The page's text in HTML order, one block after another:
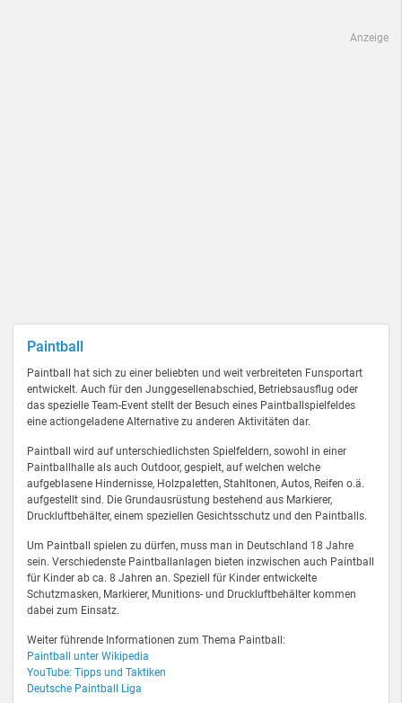
Paintball
Paintball hat sich zu einer beliebten und weit verbreiteten Funsportart
entwickelt. Auch für den Junggesellenabschied, Betriebsausflug oder
das spezielle Team-Event stellt der Besuch eines Paintballspielfeldes
eine actiongeladene Alternative zu anderen Aktivitäten dar.
Paintball wird auf unterschiedlichsten Spielfeldern, sowohl in einer
Paintballhalle als auch Outdoor, gespielt, auf welchen welche
aufgeblasene Hindernisse, Holzpaletten, Stahltonen, Autos, Reifen o.ä.
aufgestellt sind. Die Grundausrüstung bestehend aus Markierer,
Druckluftbehälter, einem speziellen Gesichtsschutz und den Paintballs.
Um Paintball spielen zu dürfen, muss man in Deutschland 18 Jahre
sein. Verschiedenste Paintballanlagen bieten inzwischen auch Paintball
für Kinder ab ca. 8 Jahren an. Speziell für Kinder entwickelte
Schutzmasken, Markierer, Munitions- und Druckluftbehälter kommen
dabei zum Einsatz.
Weiter führende Informationen zum Thema Paintball:
Paintball unter Wikipedia
YouTube: Tipps und Taktiken
Deutsche Paintball Liga
Anzeige